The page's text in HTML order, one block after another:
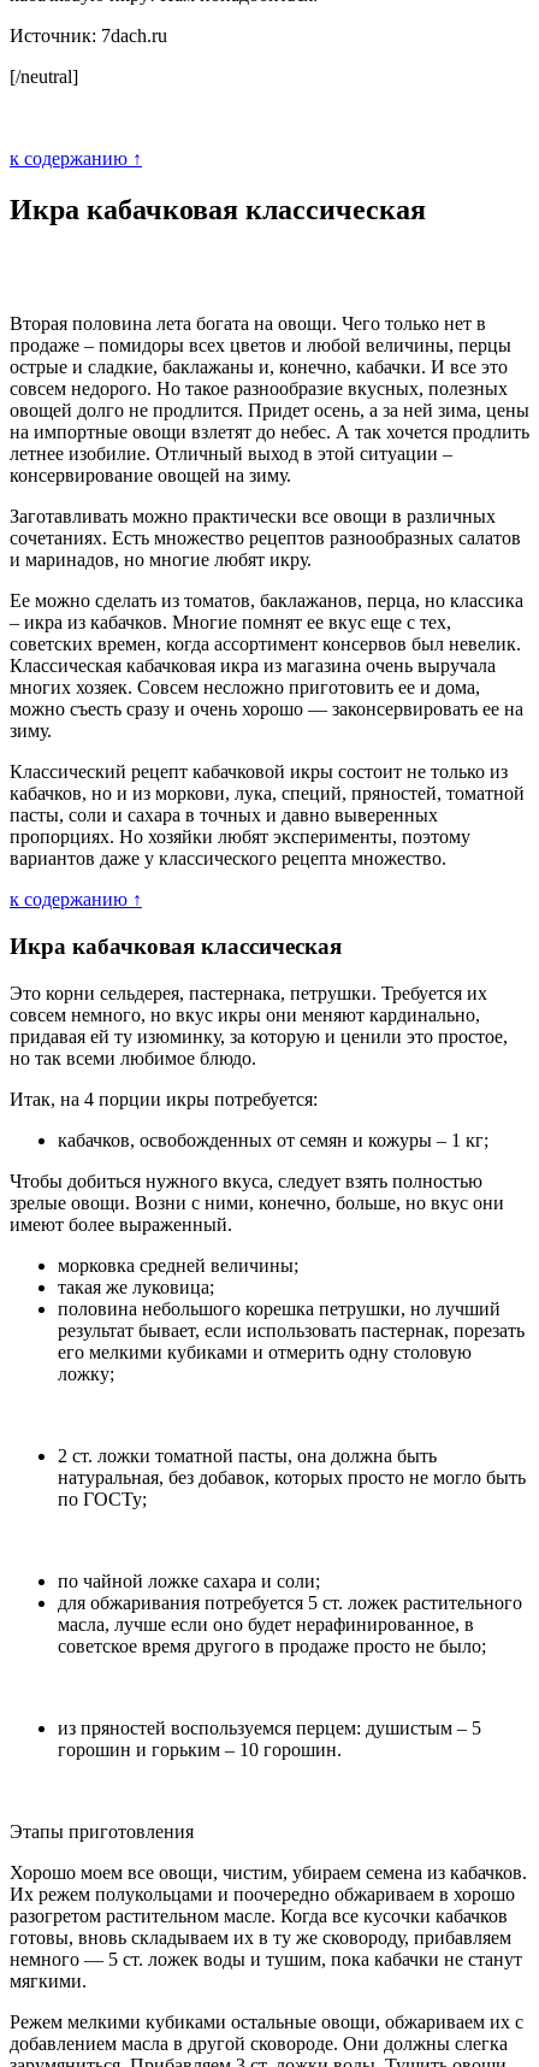
Источник: 7dach.ru
[/neutral]
к содержанию ↑
Икра кабачковая классическая
Вторая половина лета богата на овощи. Чего только нет в
продаже – помидоры всех цветов и любой величины, перцы
острые и сладкие, баклажаны и, конечно, кабачки. И все это
совсем недорого. Но такое разнообразие вкусных, полезных
овощей долго не продлится. Придет осень, а за ней зима, цены
на импортные овощи взлетят до небес. А так хочется продлить
летнее изобилие. Отличный выход в этой ситуации –
консервирование овощей на зиму.
Заготавливать можно практически все овощи в различных
сочетаниях. Есть множество рецептов разнообразных салатов
и маринадов, но многие любят икру.
Ее можно сделать из томатов, баклажанов, перца, но классика
– икра из кабачков. Многие помнят ее вкус еще с тех,
советских времен, когда ассортимент консервов был невелик.
Классическая кабачковая икра из магазина очень выручала
многих хозяек. Совсем несложно приготовить ее и дома,
можно съесть сразу и очень хорошо — законсервировать ее на
зиму.
Классический рецепт кабачковой икры состоит не только из
кабачков, но и из моркови, лука, специй, пряностей, томатной
пасты, соли и сахара в точных и давно выверенных
пропорциях. Но хозяйки любят эксперименты, поэтому
вариантов даже у классического рецепта множество.
к содержанию ↑
Икра кабачковая классическая
Это корни сельдерея, пастернака, петрушки. Требуется их
совсем немного, но вкус икры они меняют кардинально,
придавая ей ту изюминку, за которую и ценили это простое,
но так всеми любимое блюдо.
Итак, на 4 порции икры потребуется:
кабачков, освобожденных от семян и кожуры – 1 кг;
Чтобы добиться нужного вкуса, следует взять полностью
зрелые овощи. Возни с ними, конечно, больше, но вкус они
имеют более выраженный.
морковка средней величины;
такая же луковица;
половина небольшого корешка петрушки, но лучший
результат бывает, если использовать пастернак, порезать
его мелкими кубиками и отмерить одну столовую
ложку;
2 ст. ложки томатной пасты, она должна быть
натуральная, без добавок, которых просто не могло быть
по ГОСТу;
по чайной ложке сахара и соли;
для обжаривания потребуется 5 ст. ложек растительного
масла, лучше если оно будет нерафинированное, в
советское время другого в продаже просто не было;
из пряностей воспользуемся перцем: душистым – 5
горошин и горьким – 10 горошин.
Этапы приготовления
Хорошо моем все овощи, чистим, убираем семена из кабачков.
Их режем полукольцами и поочередно обжариваем в хорошо
разогретом растительном масле. Когда все кусочки кабачков
готовы, вновь складываем их в ту же сковороду, прибавляем
немного — 5 ст. ложек воды и тушим, пока кабачки не станут
мягкими.
Режем мелкими кубиками остальные овощи, обжариваем их с
добавлением масла в другой сковороде. Они должны слегка